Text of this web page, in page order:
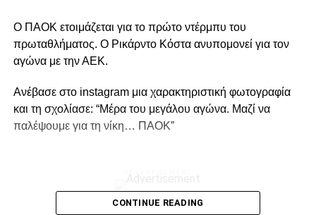
Ο ΠΑΟΚ ετοιμάζεται για το πρώτο ντέρμπυ του
πρωταθλήματος. Ο Ρικάρντο Κόστα ανυπομονεί για τον
αγώνα με την ΑΕΚ.
Ανέβασε στο instagram μια χαρακτηριστική φωτογραφία
και τη σχολίασε: “Μέρα του μεγάλου αγώνα. Μαζί να
παλέψουμε για τη νίκη… ΠΑΟΚ”
CONTINUE READING